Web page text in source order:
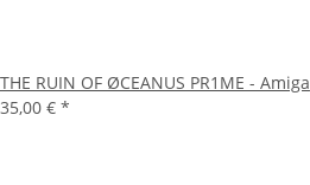
THE RUIN OF ØCEANUS PR1ME - Amiga
35,00 € *